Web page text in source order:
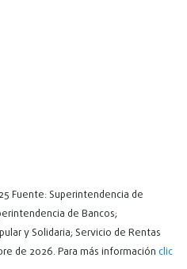
Fuente: Superintendencia de
de Bancos;
y Solidaria; Servicio de Rentas
de 2026. Para más información clic